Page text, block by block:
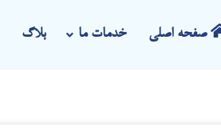
صفحه اصلی خدمات ما بلاگ